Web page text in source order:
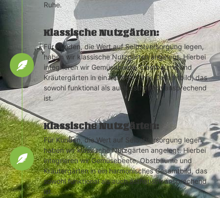
Ruhe.
Klassische Nutzgärten:
Für Kunden, die Wert auf Selbstversorgung legen,
haben wir klassische Nutzgärten angelegt. Hierbei
integrieren wir Gemüsebeete, Obstbäume und
Kräutergärten in ein harmonisches Gesamtbild, das
sowohl funktional als auch ästhetisch ansprechend
ist.
Klassische Nutzgärten:
Für Kunden, die Wert auf Selbstversorgung legen,
haben wir klassische Nutzgärten angelegt. Hierbei
integrieren wir Gemüsebeete, Obstbäume und
Kräutergärten in ein harmonisches Gesamtbild, das
sowohl funktional als auch ästhetisch ansprechend
ist.